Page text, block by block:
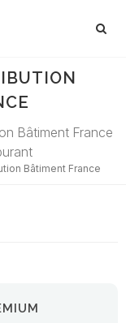
Bâtiment France
Bâtiment France